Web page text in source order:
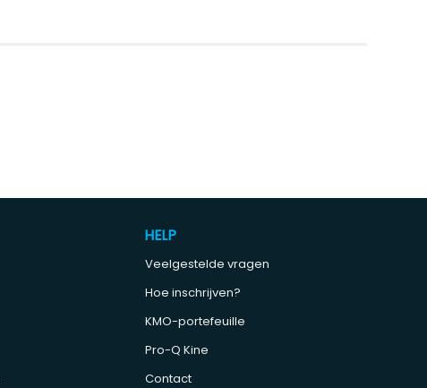
HELP
Veelgestelde vragen
Hoe inschrijven?
KMO-portefeuille
Pro-Q Kine
Contact